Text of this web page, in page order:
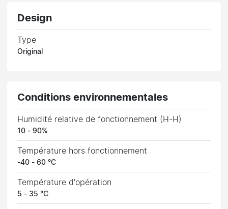
Design
Type
Original
Conditions environnementales
Humidité relative de fonctionnement (H-H)
10 - 90%
Température hors fonctionnement
-40 - 60 °C
Température d'opération
5 - 35 °C